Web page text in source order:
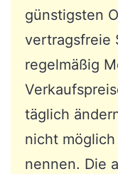
günstigsten
vertragsfreie
regelmäßig
täglich
nicht
nennen. Die